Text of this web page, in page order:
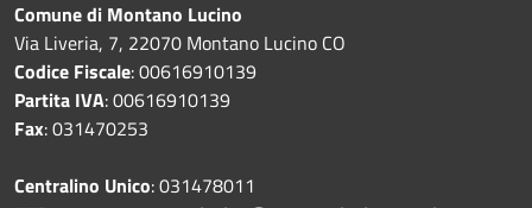
Comune di Montano Lucino
Via Liveria, 7, 22070 Montano Lucino CO
Codice Fiscale: 00616910139
Partita IVA: 00616910139
Fax: 031470253
Centralino Unico: 031478011